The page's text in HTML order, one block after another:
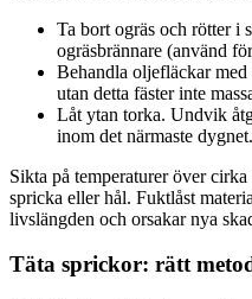
Ta bort ogräs och rötter i
ogräsbrännare (använd
Behandla oljefläckar
utan detta fäster inte
Låt ytan torka. Undvik
inom det närmaste dygnet.
Sikta på temperaturer över
spricka eller hål. Fuktlåst
livslängden och orsakar nya
Täta sprickor: rätt